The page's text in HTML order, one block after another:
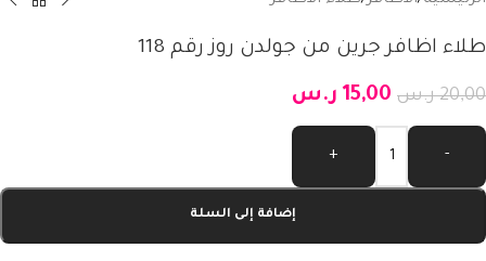
طلاء اظافر جرين من جولدن روز رقم 118
20,00 ر.س 15,00 ر.س
-
+
إضافة إلى السلة
Alternative: